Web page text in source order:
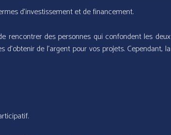
d’investissement et de financement.
rencontrer des personnes qui confondent les deux
de l’argent pour vos projets. Cependant, la